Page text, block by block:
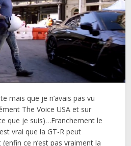
mais que je n’avais pas vu
The Voice USA et sur
que je suis)…Franchement le
vrai que la GT-R peut
ce n’est pas vraiment la